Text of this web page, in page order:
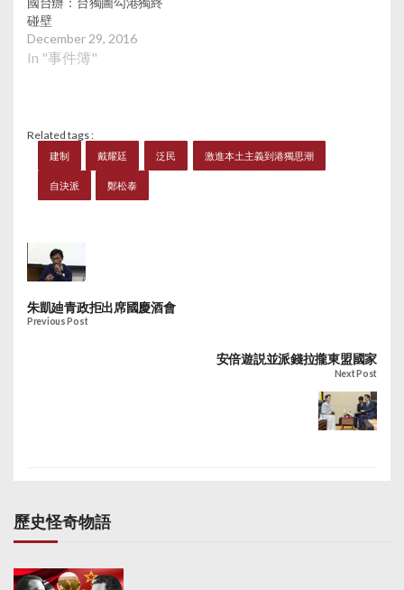
碰壁
December 29, 2016
In "事件簿"
Related tags :
建制 戴耀廷 泛民 激進本土主義到港獨思潮
自決派 鄭松泰
朱凱廸青政拒出席國慶酒會
Previous Post
安倍遊説並派錢拉攏東盟國家
Next Post
歷史怪奇物語